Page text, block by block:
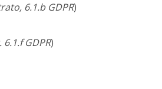
6.1.b GDPR)
GDPR)